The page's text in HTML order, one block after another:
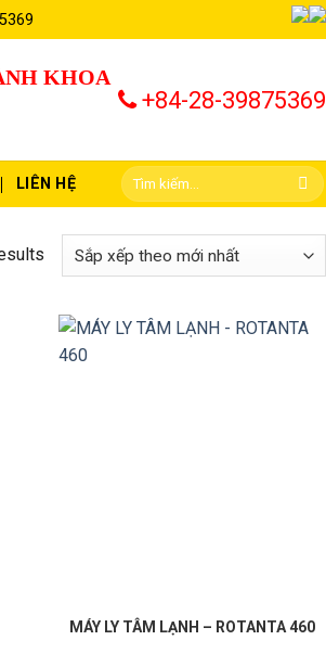
KHOA
+84-28-39875369
LIÊN HỆ
MÁY LY TÂM LẠNH – ROTANTA 460